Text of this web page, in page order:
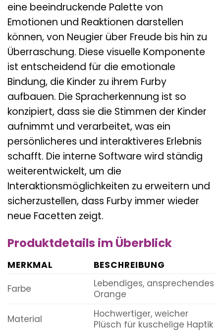
eine beeindruckende Palette von
Emotionen und Reaktionen darstellen
können, von Neugier über Freude bis hin zu
Überraschung. Diese visuelle Komponente
ist entscheidend für die emotionale
Bindung, die Kinder zu ihrem Furby
aufbauen. Die Spracherkennung ist so
konzipiert, dass sie die Stimmen der Kinder
aufnimmt und verarbeitet, was ein
persönlicheres und interaktiveres Erlebnis
schafft. Die interne Software wird ständig
weiterentwickelt, um die
Interaktionsmöglichkeiten zu erweitern und
sicherzustellen, dass Furby immer wieder
neue Facetten zeigt.
Produktdetails im Überblick
MERKMAL
BESCHREIBUNG
Farbe
Lebendiges, ansprechendes
Orange
Material
Hochwertiger, weicher
Plüsch für kuschelige Haptik